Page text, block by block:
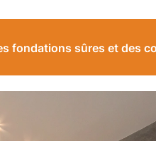
fondations sûres et des